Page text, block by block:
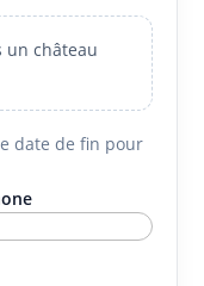
un château
date de fin pour